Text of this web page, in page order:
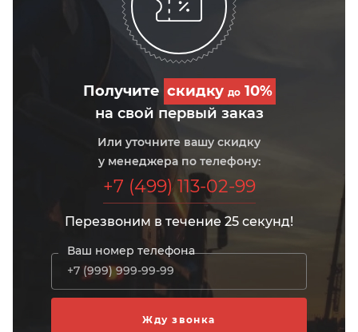
Получите скидку до10%
на свой первый заказ
Или уточните вашу скидку
у менеджера по телефону:
+7 (499) 113-02-99
Перезвоним в течение 25 секунд!
Ваш номер телефона